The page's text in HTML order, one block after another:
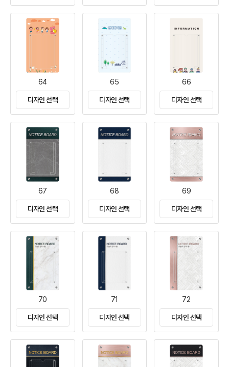
64
디자인 선택
65
디자인 선택
66
디자인 선택
67
디자인 선택
68
디자인 선택
69
디자인 선택
70
디자인 선택
71
디자인 선택
72
디자인 선택